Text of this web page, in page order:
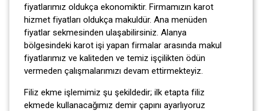
fiyatlarımız oldukça ekonomiktir. Firmamızın karot
hizmet fiyatları oldukça makuldür. Ana menüden
fiyatlar sekmesinden ulaşabilirsiniz. Alanya
bölgesindeki karot işi yapan firmalar arasında makul
fiyatlarımız ve kaliteden ve temiz işçilikten ödün
vermeden çalışmalarımızı devam ettirmekteyiz.
Filiz ekme işlemimiz şu şekildedir; ilk etapta filiz
ekmede kullanacağımız demir çapını ayarlıyoruz